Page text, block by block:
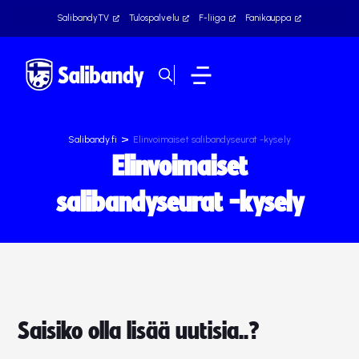
SalibandyTV Tulospalvelu F-liiga Fanikauppa
Salibandy.fi > Elinvoimaiset salibandyseurat -kysely
Elinvoimaiset
salibandyseurat -kysely
Saisiko olla lisää uutisia..?